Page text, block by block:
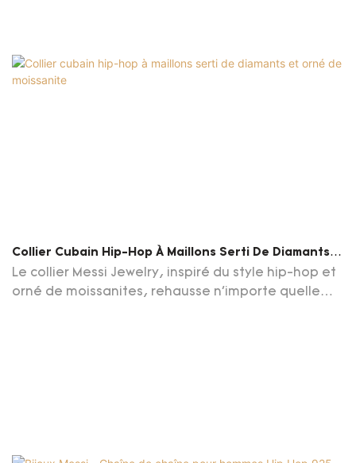
Collier Cubain Hip-Hop À Maillons Serti De Diamants
Et Orné De Moissanite
Le collier Messi Jewelry, inspiré du style hip-hop et
orné de moissanites, rehausse n'importe quelle